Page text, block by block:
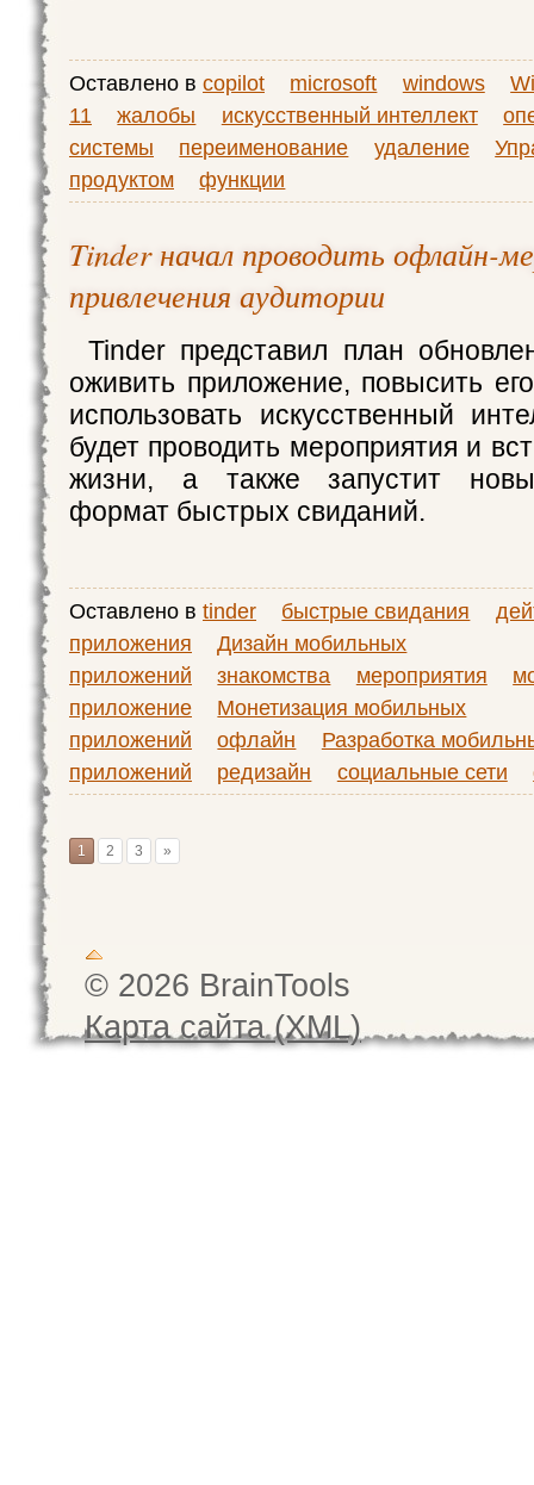
Оставлено в copilot microsoft windows
11
жалобы искусственный интеллект
системы
переименование удаление
продуктом
функции
Tinder начал проводить офлайн-
привлечения аудитории
Tinder представил план
оживить приложение, повысить
использовать искусственный
будет проводить мероприятия и
жизни, а также запустит
формат быстрых свиданий.
Оставлено в tinder быстрые свидания
приложения
Дизайн мобильных
приложений
знакомства мероприятия
приложение
Монетизация мобильных
приложений
офлайн
Разработка
приложений
редизайн социальные сети
1 2 3 »
© 2026 BrainTools
Карта сайта (XML)